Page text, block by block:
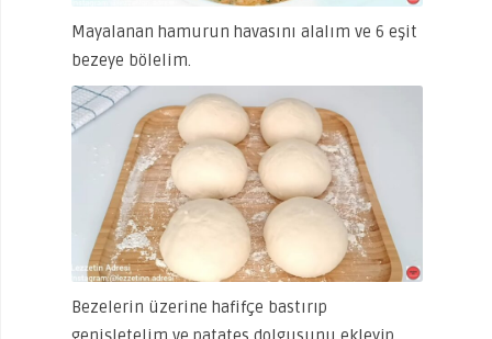
Mayalanan hamurun havasını alalım ve 6 eşit
bezeye bölelim.
Bezelerin üzerine hafifçe bastırıp